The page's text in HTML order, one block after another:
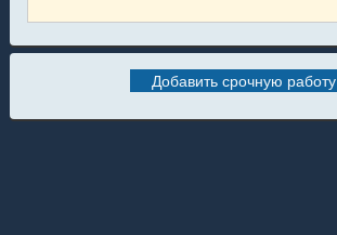
Добавить срочную работу